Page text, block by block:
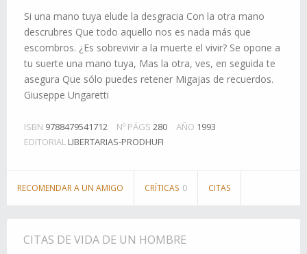
Si una mano tuya elude la desgracia Con la otra mano
descrubres Que todo aquello nos es nada más que
escombros. ¿Es sobrevivir a la muerte el vivir? Se opone a
tu suerte una mano tuya, Mas la otra, ves, en seguida te
asegura Que sólo puedes retener Migajas de recuerdos.
Giuseppe Ungaretti
ISBN 9788479541712 Nº PÁGS 280 AÑO 1993
EDITORIAL LIBERTARIAS-PRODHUFI
RECOMENDAR A UN AMIGO CRÍTICAS 0 CITAS
CITAS DE VIDA DE UN HOMBRE